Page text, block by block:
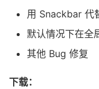
用 Snackbar 代
默认情况下在全
其他 Bug 修复
下载：